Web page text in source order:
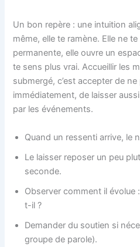
Un bon repère : une intuition
même, elle te ramène. Elle ne
permanente, elle ouvre un
te sens plus vrai. Accueillir les
submergé, c’est accepter de
immédiatement, de laisser
par les événements.
Quand un ressenti arrive, le
Le laisser reposer un peu
seconde.
Observer comment il évolue
t-il ?
Demander du soutien si
groupe de parole).